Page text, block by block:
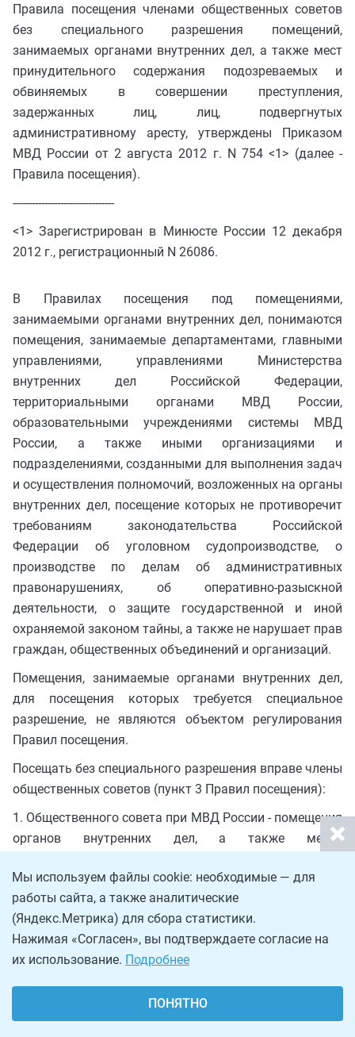
Правила посещения членами общественных советов
без специального разрешения помещений,
занимаемых органами внутренних дел, а также мест
принудительного содержания подозреваемых и
обвиняемых в совершении преступления,
задержанных лиц, лиц, подвергнутых
административному аресту, утверждены Приказом
МВД России от 2 августа 2012 г. N 754 <1> (далее -
Правила посещения).
--------------------------------
<1> Зарегистрирован в Минюсте России 12 декабря
2012 г., регистрационный N 26086.
В Правилах посещения под помещениями,
занимаемыми органами внутренних дел, понимаются
помещения, занимаемые департаментами, главными
управлениями, управлениями Министерства
внутренних дел Российской Федерации,
территориальными органами МВД России,
образовательными учреждениями системы МВД
России, а также иными организациями и
подразделениями, созданными для выполнения задач
и осуществления полномочий, возложенных на органы
внутренних дел, посещение которых не противоречит
требованиям законодательства Российской
Федерации об уголовном судопроизводстве, о
производстве по делам об административных
правонарушениях, об оперативно-разыскной
деятельности, о защите государственной и иной
охраняемой законом тайны, а также не нарушает прав
граждан, общественных объединений и организаций.
Помещения, занимаемые органами внутренних дел,
для посещения которых требуется специальное
разрешение, не являются объектом регулирования
Правил посещения.
Посещать без специального разрешения вправе члены
общественных советов (пункт 3 Правил посещения):
1. Общественного совета при МВД России - помещения
органов внутренних дел, а также места
2. Общественных советов при территориальных
органах МВД России - помещения территориальных
органов МВД России, при которых они образованы, а
также подчиненных им территориальных органов
МВД России, и подведомственные территориальным
органам МВД России места принудительного
Мы используем файлы cookie: необходимые — для
работы сайта, а также аналитические
(Яндекс.Метрика) для сбора статистики.
Нажимая «Согласен», вы подтверждаете согласие на
их использование. Подробнее
ПОНЯТНО